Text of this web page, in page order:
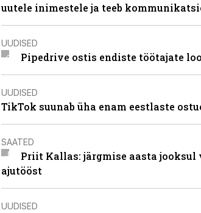
uutele inimestele ja teeb
UUDISED
Pipedrive ostis endiste töötajate
UUDISED
TikTok suunab üha enam eestlaste
SAATED
Priit Kallas: järgmise aasta jooksul
ajutööst
UUDISED